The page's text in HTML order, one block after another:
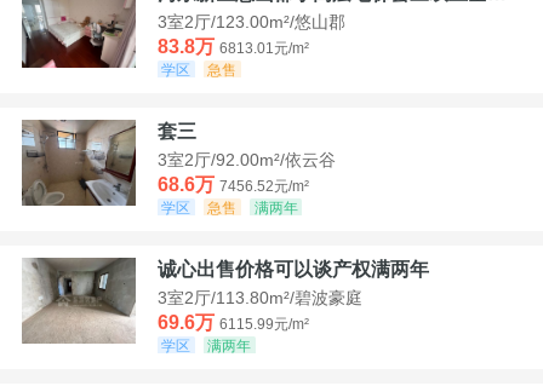
3室2厅/123.00m²/悠山郡
83.8万 6813.01元/m²
学区
急售
套三
3室2厅/92.00m²/依云谷
68.6万 7456.52元/m²
学区
急售 满两年
诚心出售价格可以谈产权满两年
3室2厅/113.80m²/碧波豪庭
69.6万 6115.99元/m²
学区
满两年